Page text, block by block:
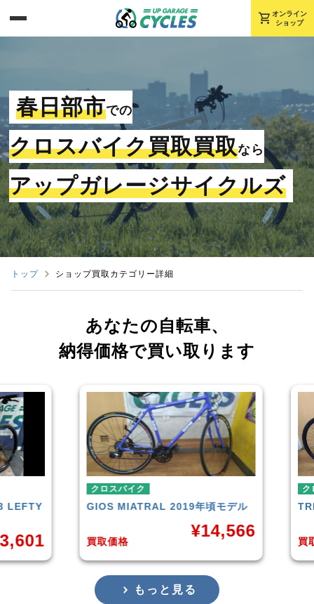
shopping_cart オンライン
ショップ
春日部市での
クロスバイク買取買取なら
アップガレージサイクルズ
トップ ショップ買取カテゴリー詳細
あなたの自転車、
納得価格で買い取ります
クロスバイク
GIOSMIATRAL 2019年頃モデル
買取価格
14,566
クロ
買取
もっと見る